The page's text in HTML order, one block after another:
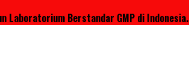
Laboratorium Berstandar GMP di Indonesia.